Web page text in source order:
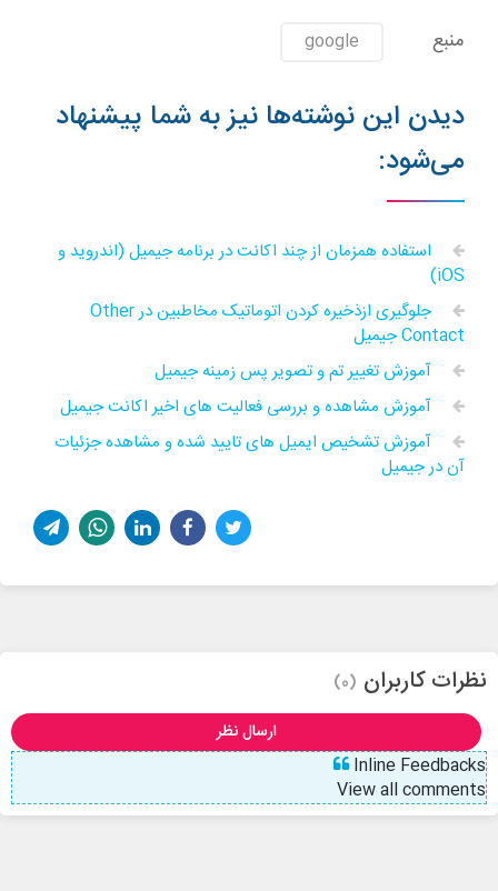
منبع google
دیدن این نوشته‌ها نیز به شما پیشنهاد
می‌شود:
استفاده همزمان از چند اکانت در برنامه جیمیل (اندروید و
iOS)
جلوگیری ازذخیره کردن اتوماتیک مخاطبین در Other
Contact جیمیل
آموزش تغییر تم و تصویر پس زمینه جیمیل
آموزش مشاهده و بررسی فعالیت های اخیر اکانت جیمیل
آموزش تشخیص ایمیل های تایید شده و مشاهده جزئیات
آن‌ در جیمیل
نظرات کاربران (0)
ارسال نظر
Inline Feedbacks
View all comments